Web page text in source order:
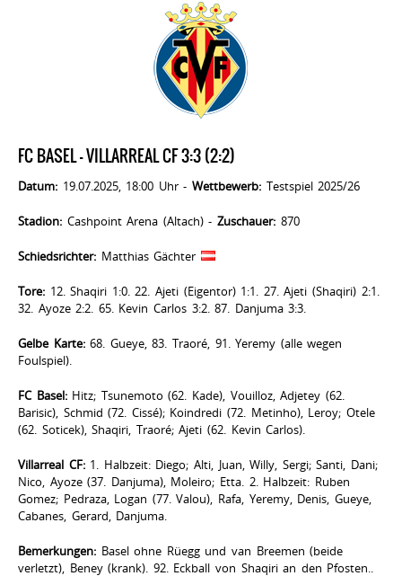
FC BASEL - VILLARREAL CF 3:3 (2:2)
Datum: 19.07.2025, 18:00 Uhr - Wettbewerb: Testspiel 2025/26
Stadion: Cashpoint Arena (Altach) - Zuschauer: 870
Schiedsrichter: Matthias Gächter
Tore: 12. Shaqiri 1:0. 22. Ajeti (Eigentor) 1:1. 27. Ajeti (Shaqiri) 2:1.
32. Ayoze 2:2. 65. Kevin Carlos 3:2. 87. Danjuma 3:3.
Gelbe Karte:68. Gueye, 83. Traoré, 91. Yeremy (alle wegen
Foulspiel).
FC Basel:Hitz; Tsunemoto (62. Kade), Vouilloz, Adjetey (62.
Barisic), Schmid (72. Cissé); Koindredi (72. Metinho), Leroy; Otele
(62. Soticek), Shaqiri, Traoré; Ajeti (62. Kevin Carlos).
Villarreal CF:1. Halbzeit: Diego; Alti, Juan, Willy, Sergi; Santi, Dani;
Nico, Ayoze (37. Danjuma), Moleiro; Etta. 2. Halbzeit: Ruben
Gomez; Pedraza, Logan (77. Valou), Rafa, Yeremy, Denis, Gueye,
Cabanes, Gerard, Danjuma.
Bemerkungen: Basel ohne Rüegg und van Breemen (beide
verletzt), Beney (krank). 92. Eckball von Shaqiri an den Pfosten..